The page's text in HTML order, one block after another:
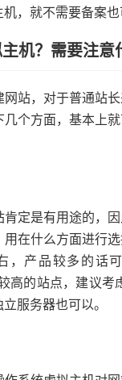
，就不需要备案也
机？需要注意
站，对于普通站
个方面，基本上
定是有用途的，
用在什么方面进行
，产品较多的话
高的站点，建议考
服务器也可以。